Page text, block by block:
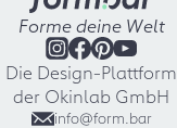
Forme deine Welt
Die Design-Plattform
der Okinlab GmbH
info@form.bar